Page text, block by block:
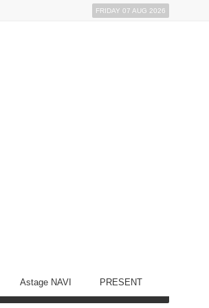
FRIDAY 07 AUG 2026
Astage NAVI PRESENT